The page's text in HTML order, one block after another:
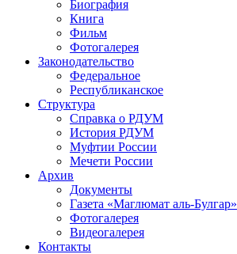
Биография
Книга
Фильм
Фотогалерея
Законодательство
Федеральное
Республиканское
Структура
Справка о РДУМ
История РДУМ
Муфтии России
Мечети России
Архив
Документы
Газета «Маглюмат аль-Булгар»
Фотогалерея
Видеогалерея
Контакты